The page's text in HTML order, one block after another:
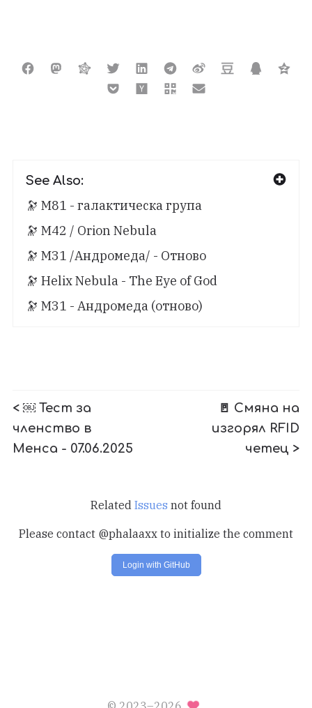
See Also:
🔭 M81 - галактическа група
🔭 M42 / Orion Nebula
🔭 M31 /Андромеда/ - Отново
🔭 Helix Nebula - The Eye of God
🔭 M31 - Андромеда (отново)
< ￼ Тест за
членство в
Менса - 07.06.2025
🚪 Смяна на
изгорял RFID
четец >
Related Issues not found
Please contact @phalaaxx to initialize the comment
Login with GitHub